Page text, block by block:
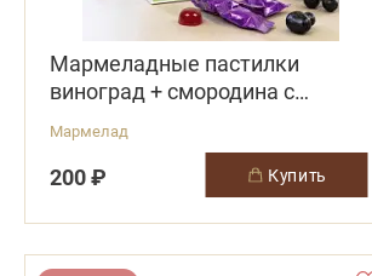
Мармеладные пастилки
виноград + смородина с
витамином С
Мармелад
200 ₽ купить